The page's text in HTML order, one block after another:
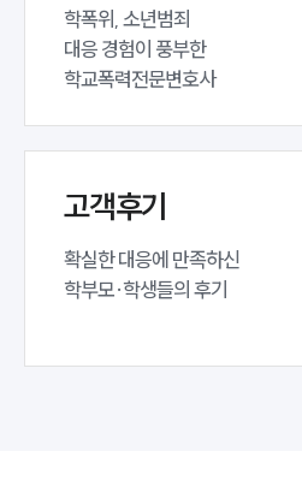
학폭위, 소년범죄
대응 경험이 풍부한
학교폭력전문변호사
고객후기
확실한 대응에 만족하신
학부모·학생들의 후기